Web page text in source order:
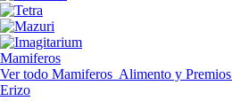
Mamiferos
Ver todo Mamiferos Alimento y Premios
Erizo